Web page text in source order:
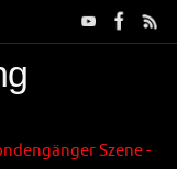
Szene -